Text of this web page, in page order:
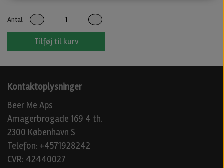
Antal
Tilføj til kurv
Kontaktoplysninger
Beer Me Aps
Amagerbrogade 169 4 th.
2300 København S
Telefon: +4571928242
CVR: 42440027